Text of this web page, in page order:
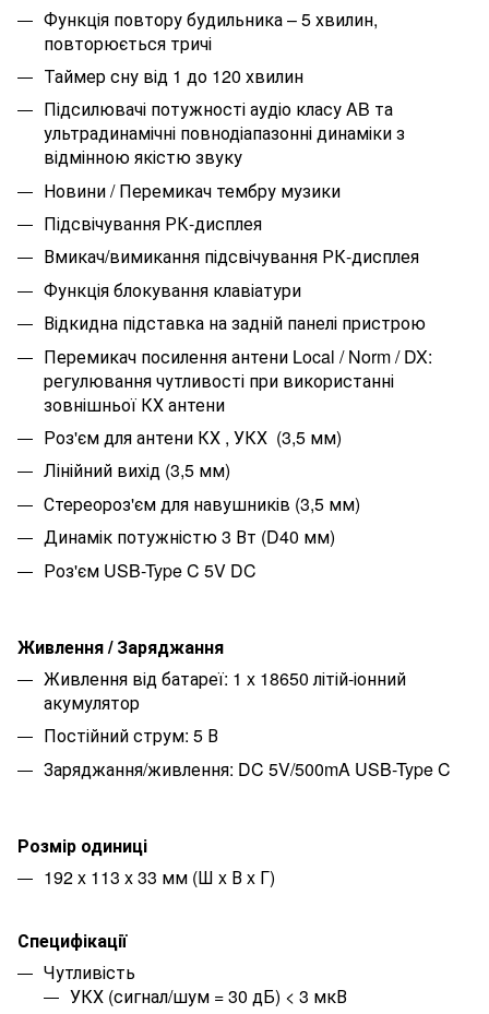
Функція повтору будильника – 5 хвилин,
повторюється тричі
Таймер сну від 1 до 120 хвилин
Підсилювачі потужності аудіо класу AB та
ультрадинамічні повнодіапазонні динаміки з
відмінною якістю звуку
Новини / Перемикач тембру музики
Підсвічування РК-дисплея
Вмикач/вимикання підсвічування РК-дисплея
Функція блокування клавіатури
Відкидна підставка на задній панелі пристрою
Перемикач посилення антени Local / Norm / DX:
регулювання чутливості при використанні
зовнішньої КХ антени
Роз'єм для антени КХ , УКХ (3,5 мм)
Лінійний вихід (3,5 мм)
Стереороз'єм для навушників (3,5 мм)
Динамік потужністю 3 Вт (D40 мм)
Роз'єм USB-Type C 5V DC
Живлення / Заряджання
Живлення від батареї: 1 x 18650 літій-іонний
акумулятор
Постійний струм: 5 В
Заряджання/живлення: DC 5V/500mA USB-Type C
Розмір одиниці
192 x 113 x 33 мм (Ш x В x Г)
Специфікації
Чутливість
УКХ (сигнал/шум = 30 дБ) < 3 мкВ